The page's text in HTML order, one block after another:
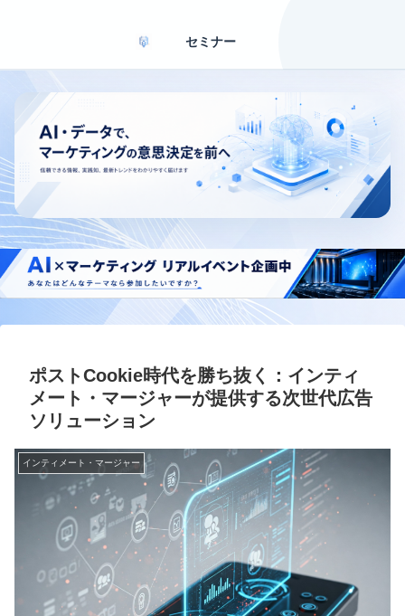
セミナー
ポストCookie時代を勝ち抜く：インティ
メート・マージャーが提供する次世代広告
ソリューション
インティメート・マージャー